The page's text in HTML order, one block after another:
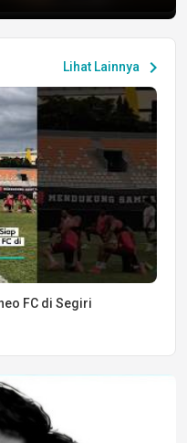
Lihat Lainnya chevron_right
FC di Segiri